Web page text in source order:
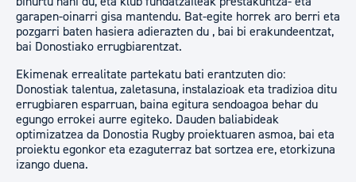
garapen-oinarri gisa mantendu. Bat-egite horrek aro berri eta
pozgarri baten hasiera adierazten du , bai bi erakundeentzat,
bai Donostiako errugbiarentzat.
Ekimenak errealitate partekatu bati erantzuten dio:
Donostiak talentua, zaletasuna, instalazioak eta tradizioa ditu
errugbiaren esparruan, baina egitura sendoagoa behar du
egungo errokei aurre egiteko. Dauden baliabideak
optimizatzea da Donostia Rugby proiektuaren asmoa, bai eta
proiektu egonkor eta ezaguterraz bat sortzea ere, etorkizuna
izango duena.